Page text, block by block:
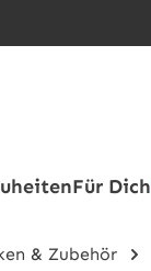
Für Dich
& Zubehör